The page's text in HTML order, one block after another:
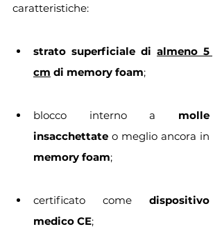
caratteristiche:
strato superficiale di almeno 5
cm di memory foam;
blocco interno a molle
insacchettate
memory foam;
certificato come dispositivo
medico CE;